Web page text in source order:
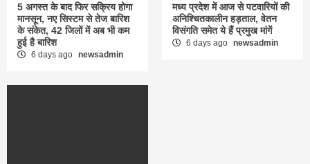
5 अगस्त के बाद फिर सक्रिय होगा
मानसून, नए सिस्टम से तेज बारिश
के संकेत, 42 जिलों में अब भी कम
हुई है बारिश
6 days ago newsadmin
मध्य प्रदेश में आज से पटवारियों की
अनिश्चितकालीन हड़ताल, वेतन
विसंगति समेत ये हैं प्रमुख मांगें
6 days ago newsadmin